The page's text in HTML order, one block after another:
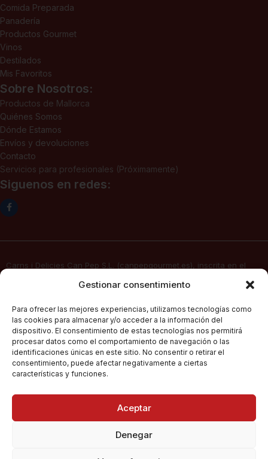
Gestionar consentimiento
Para ofrecer las mejores experiencias, utilizamos tecnologías como
las cookies para almacenar y/o acceder a la información del
dispositivo. El consentimiento de estas tecnologías nos permitirá
procesar datos como el comportamiento de navegación o las
identificaciones únicas en este sitio. No consentir o retirar el
consentimiento, puede afectar negativamente a ciertas
características y funciones.
Aceptar
Denegar
Comida Preparada
Panadería
Productos Gourmet
Vinos
Destilados
Mis Favoritos
Sobre Nosotros:
Productos de Mallorca
Quiénes Somos
Dónde Estamos
Envíos y devoluciones
Contacto
Servicios para profesionales (Próximamente)
Siguenos en redes:
Carns i Delicies Can Pep S.L. (canpepgourmet.es), inscrita en el
1ª, fecha 02/06/2025, con domicilio social en c/ Major Nº 115,
sus servicios de venta electrónica por Internet a través de su
página web canpepgourmet.es
Can Pep Gourmet2026.
Todos los derechos
reservados.
Política De Cookies